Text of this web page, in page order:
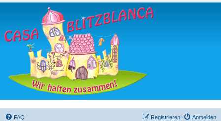
FAQ Anmelden
Registrieren